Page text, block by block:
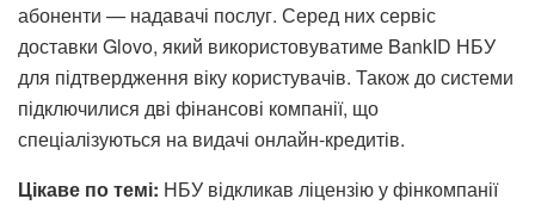
абоненти — надавачі послуг. Серед них сервіс
доставки Glovo, який використовуватиме BankID НБУ
для підтвердження віку користувачів. Також до системи
підключилися дві фінансові компанії, що
спеціалізуються на видачі онлайн-кредитів.
Цікаве по темі: НБУ відкликав ліцензію у фінкомпанії